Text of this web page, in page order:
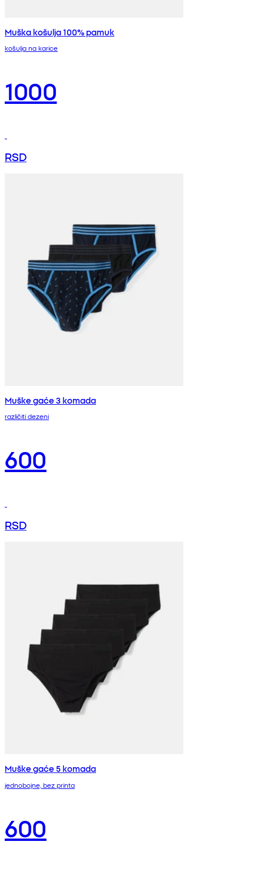
Muška košulja 100% pamuk
košulja na karice
1000
RSD
Muške gaće 3 komada
različiti dezeni
600
RSD
Muške gaće 5 komada
jednobojne, bez printa
600